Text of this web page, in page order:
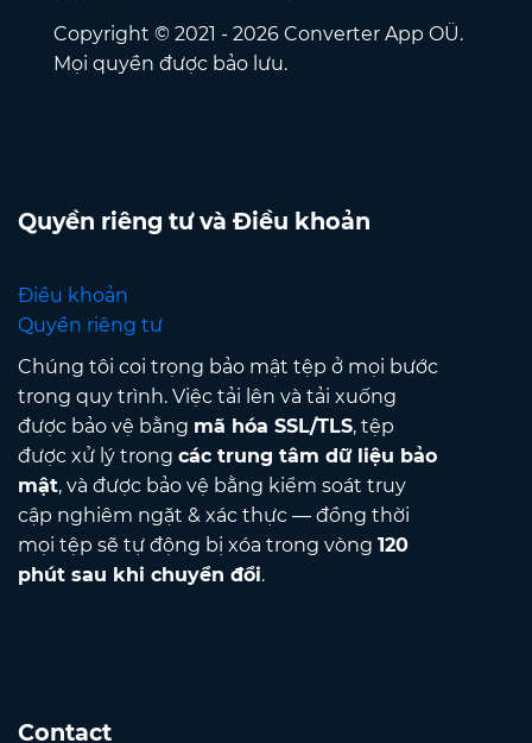
Copyright © 2021 - 2026 Converter App OÜ.
Mọi quyền được bảo lưu.
Quyền riêng tư và Điều khoản
Điều khoản
Quyền riêng tư
Chúng tôi coi trọng bảo mật tệp ở mọi bước
trong quy trình. Việc tải lên và tải xuống
được bảo vệ bằng mã hóa SSL/TLS, tệp
được xử lý trong các trung tâm dữ liệu bảo
mật, và được bảo vệ bằng kiểm soát truy
cập nghiêm ngặt & xác thực — đồng thời
mọi tệp sẽ tự động bị xóa trong vòng 120
phút sau khi chuyển đổi.
Contact